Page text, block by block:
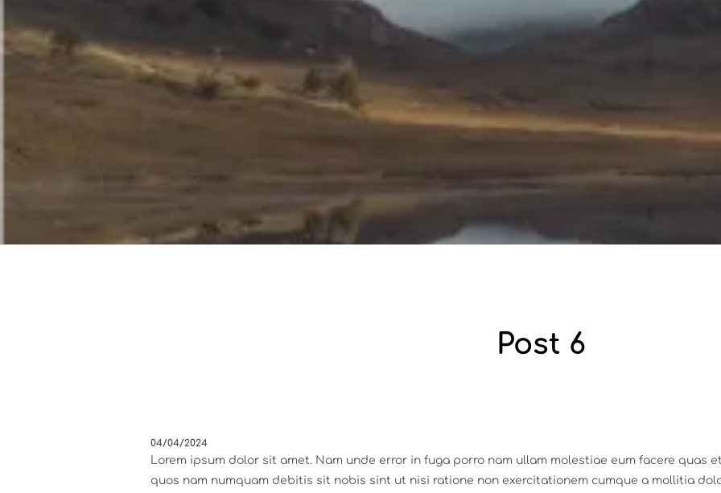
Post 6
04/04/2024
Lorem ipsum dolor sit amet. Nam unde error in fuga porro nam ullam molestiae eum facere quas
quos nam numquam debitis sit nobis sint ut nisi ratione non exercitationem cumque a mollitia